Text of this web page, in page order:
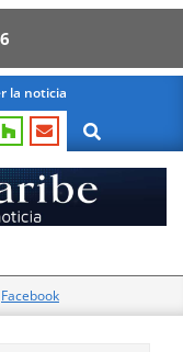
la noticia
Search
Facebook